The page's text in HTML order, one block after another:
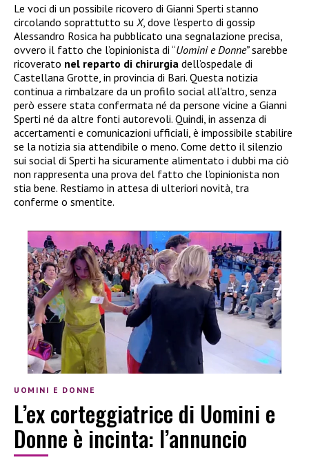
Le voci di un possibile ricovero di Gianni Sperti stanno
circolando soprattutto su X, dove l’esperto di gossip
Alessandro Rosica ha pubblicato una segnalazione precisa,
ovvero il fatto che l’opinionista di “Uomini e Donne”sarebbe
ricoverato nel reparto di chirurgia dell’ospedale di
Castellana Grotte, in provincia di Bari. Questa notizia
continua a rimbalzare da un profilo social all’altro, senza
però essere stata confermata né da persone vicine a Gianni
Sperti né da altre fonti autorevoli. Quindi, in assenza di
accertamenti e comunicazioni ufficiali, è impossibile stabilire
se la notizia sia attendibile o meno. Come detto il silenzio
sui social di Sperti ha sicuramente alimentato i dubbi ma ciò
non rappresenta una prova del fatto che l’opinionista non
stia bene. Restiamo in attesa di ulteriori novità, tra
conferme o smentite.
UOMINI E DONNE
L’ex corteggiatrice di Uomini e
Donne è incinta: l’annuncio